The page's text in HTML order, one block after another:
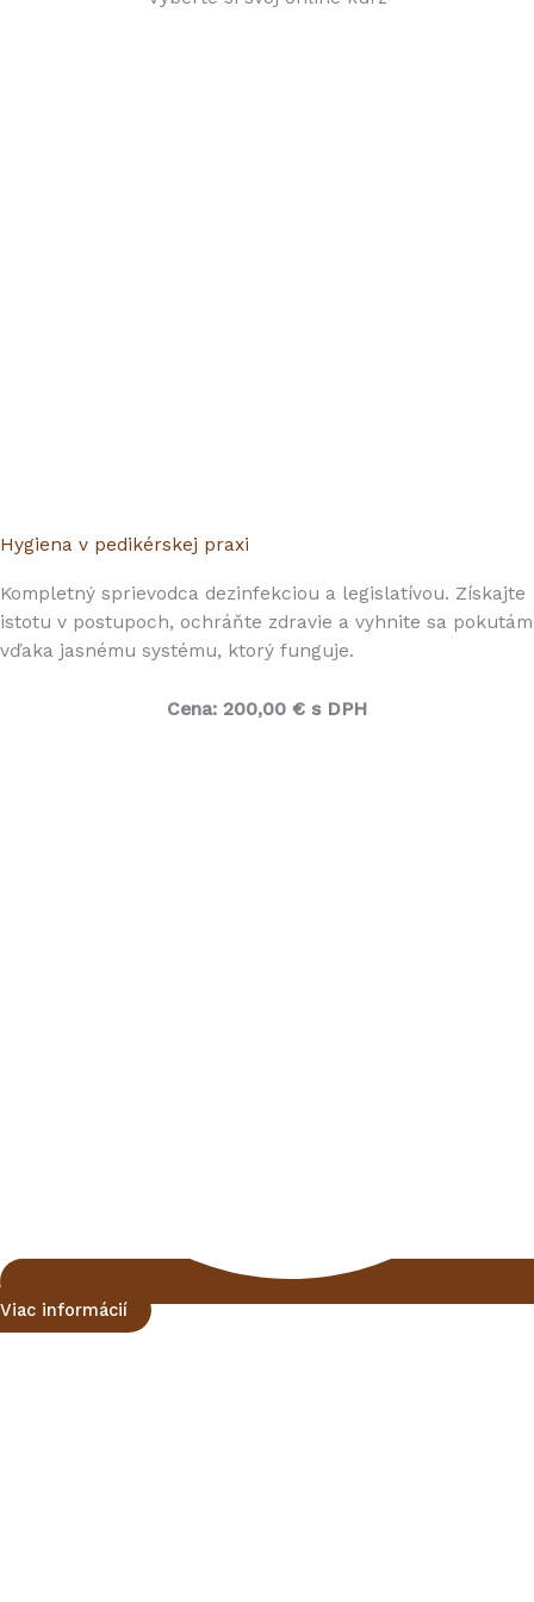
Hygiena v pedikérskej praxi
Kompletný sprievodca dezinfekciou a legislatívou. Získajte
istotu v postupoch, ochráňte zdravie a vyhnite sa pokutám
vďaka jasnému systému, ktorý funguje.
Cena: 200,00 € s DPH
Viac informácií